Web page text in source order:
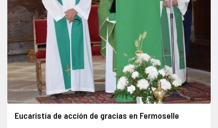
Eucaristía de acción de gracias en Fermoselle